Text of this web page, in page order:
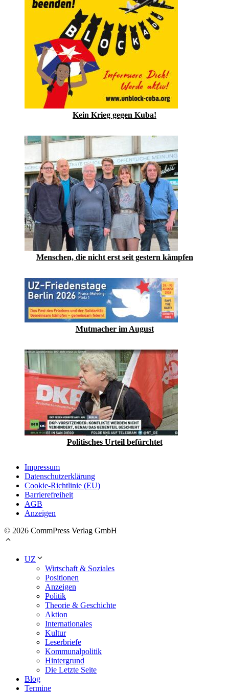
Kein Krieg gegen Kuba!
Menschen, die nicht erst seit gestern kämpfen
Mutmacher im August
Politisches Urteil befürchtet
Impressum
Datenschutzerklärung
Cookie-Richtlinie (EU)
Barrierefreiheit
AGB
Anzeigen
© 2026 CommPress Verlag GmbH
UZ
Wirtschaft & Soziales
Positionen
Anzeigen
Politik
Theorie & Geschichte
Aktion
Internationales
Kultur
Leserbriefe
Kommunalpolitik
Hintergrund
Die Letzte Seite
Blog
Termine